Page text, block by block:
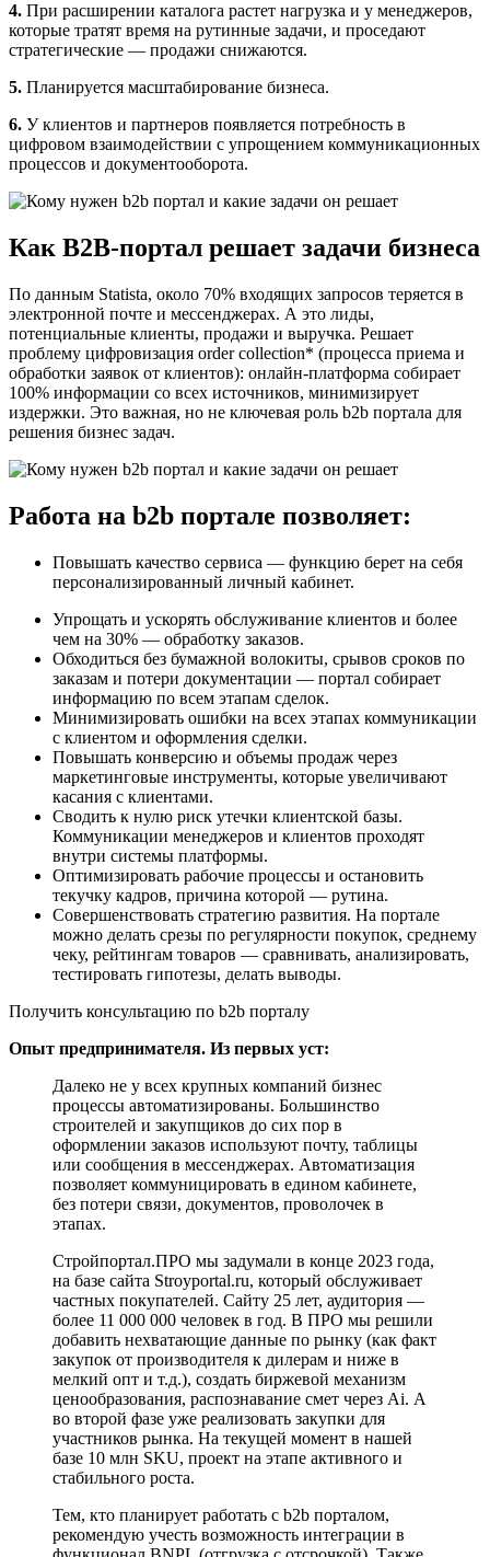
4. При расширении каталога растет нагрузка и у менеджеров,
которые тратят время на рутинные задачи, и проседают
стратегические — продажи снижаются.
5. Планируется масштабирование бизнеса.
6. У клиентов и партнеров появляется потребность в
цифровом взаимодействии с упрощением коммуникационных
процессов и документооборота.
Как В2В-портал решает задачи бизнеса
По данным Statista, около 70% входящих запросов теряется в
электронной почте и мессенджерах. А это лиды,
потенциальные клиенты, продажи и выручка. Решает
проблему цифровизация order collection* (процесса приема и
обработки заявок от клиентов): онлайн-платформа собирает
100% информации со всех источников, минимизирует
издержки. Это важная, но не ключевая роль b2b портала для
решения бизнес задач.
Работа на b2b портале позволяет:
Повышать качество сервиса — функцию берет на себя
персонализированный личный кабинет.
Упрощать и ускорять обслуживание клиентов и более
чем на 30% — обработку заказов.
Обходиться без бумажной волокиты, срывов сроков по
заказам и потери документации — портал собирает
информацию по всем этапам сделок.
Минимизировать ошибки на всех этапах коммуникации
с клиентом и оформления сделки.
Повышать конверсию и объемы продаж через
маркетинговые инструменты, которые увеличивают
касания с клиентами.
Сводить к нулю риск утечки клиентской базы.
Коммуникации менеджеров и клиентов проходят
внутри системы платформы.
Оптимизировать рабочие процессы и остановить
текучку кадров, причина которой — рутина.
Совершенствовать стратегию развития. На портале
можно делать срезы по регулярности покупок, среднему
чеку, рейтингам товаров — сравнивать, анализировать,
тестировать гипотезы, делать выводы.
Получить консультацию по b2b порталу
Опыт предпринимателя. Из первых уст:
Далеко не у всех крупных компаний бизнес
процессы автоматизированы. Большинство
строителей и закупщиков до сих пор в
оформлении заказов используют почту, таблицы
или сообщения в мессенджерах. Автоматизация
позволяет коммуницировать в едином кабинете,
без потери связи, документов, проволочек в
этапах.
Стройпортал.ПРО мы задумали в конце 2023 года,
на базе сайта Stroyportal.ru, который обслуживает
частных покупателей. Сайту 25 лет, аудитория —
более 11 000 000 человек в год. В ПРО мы решили
добавить нехватающие данные по рынку (как факт
закупок от производителя к дилерам и ниже в
мелкий опт и т.д.), создать биржевой механизм
ценообразования, распознавание смет через Ai. А
во второй фазе уже реализовать закупки для
участников рынка. На текущей момент в нашей
базе 10 млн SKU, проект на этапе активного и
стабильного роста.
Тем, кто планирует работать с b2b порталом,
рекомендую учесть возможность интеграции в